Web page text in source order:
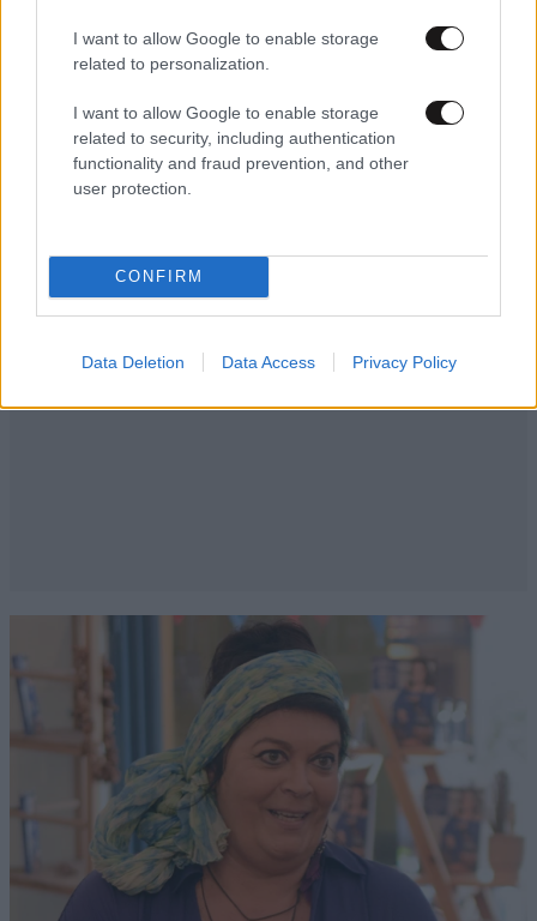
I want to allow Google to enable storage
related to personalization.
I want to allow Google to enable storage
related to security, including authentication
functionality and fraud prevention, and other
user protection.
CONFIRM
Data Deletion Data Access Privacy Policy